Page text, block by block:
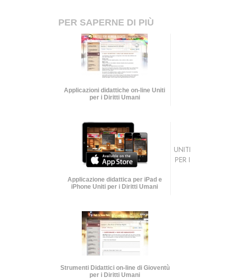
PER SAPERNE DI PIÙ
Applicazioni didattiche on-line Uniti
per i Diritti Umani
Applicazione didattica per iPad e
iPhone Uniti per i Diritti Umani
Strumenti Didattici on-line di Gioventù
per i Diritti Umani
UNITI
PER I